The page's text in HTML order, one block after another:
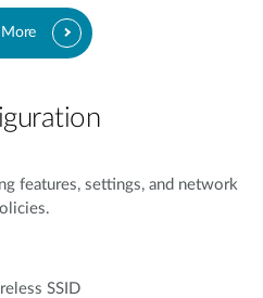
More
features, settings, and network
SSID